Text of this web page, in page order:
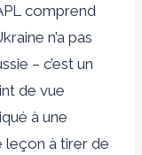
comprend
n’a pas
– c’est un
de vue
à une
leçon à tirer de